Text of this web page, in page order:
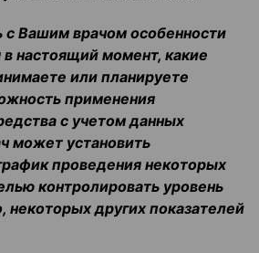
с Вашим врачом особенности
настоящий момент, какие
или планируете
применения
с учетом данных
может установить
проведения некоторых
контролировать уровень
некоторых других показателей